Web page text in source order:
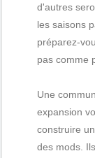
d'autres
les saisons
préparez-
pas comme
Une
expansion
construire
des mods.